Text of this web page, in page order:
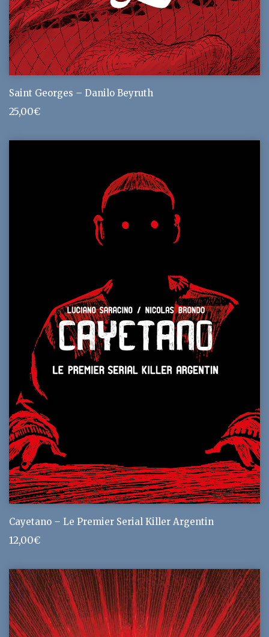
Saint Georges – Danilo Beyruth
25,00€
Cayetano – Le Premier Serial Killer Argentin
12,00€